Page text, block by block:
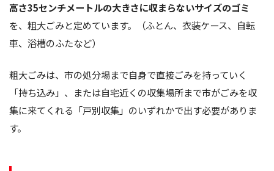
高さ35センチメートルの大きさに収まらないサイズのゴミ
を、粗大ごみと定めています。（ふとん、衣装ケース、自転
車、浴槽のふたなど）
粗大ごみは、市の処分場まで自身で直接ごみを持っていく
「持ち込み」、または自宅近くの収集場所まで市がごみを収
集に来てくれる「戸別収集」のいずれかで出す必要がありま
す。